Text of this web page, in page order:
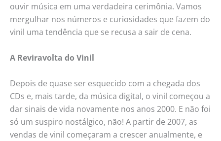
ouvir música em uma verdadeira cerimônia. Vamos
mergulhar nos números e curiosidades que fazem do
vinil uma tendência que se recusa a sair de cena.
A Reviravolta do Vinil
Depois de quase ser esquecido com a chegada dos
CDs e, mais tarde, da música digital, o vinil começou a
dar sinais de vida novamente nos anos 2000. E não foi
só um suspiro nostálgico, não! A partir de 2007, as
vendas de vinil começaram a crescer anualmente, e